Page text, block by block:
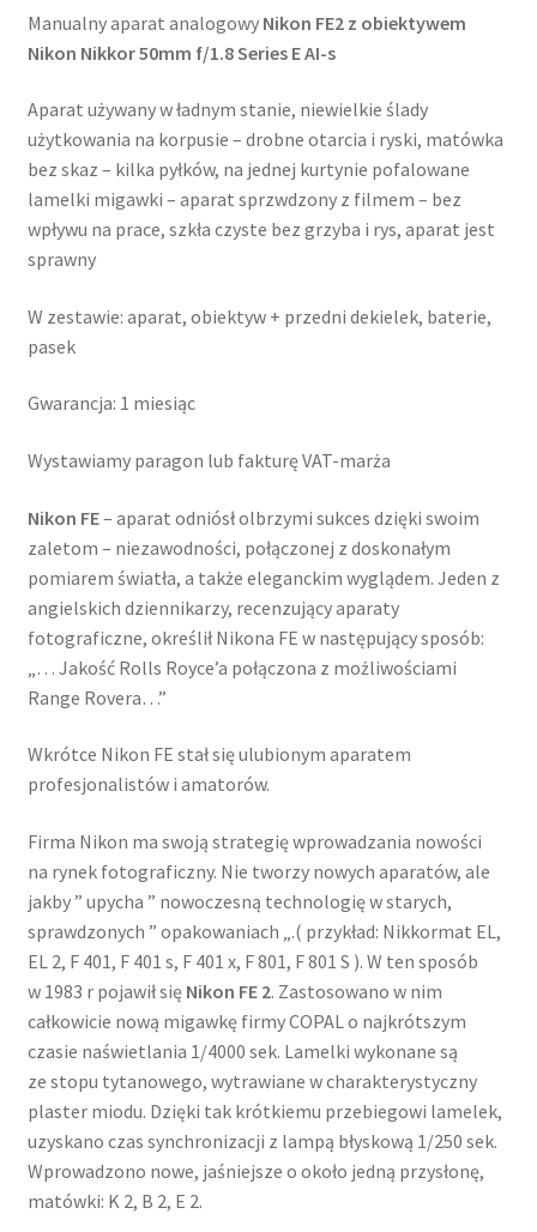
Manualny aparat analogowy Nikon FE2 z obiektywem
Nikon Nikkor 50mm f/1.8 Series E AI-s
Aparat używany w ładnym stanie, niewielkie ślady
użytkowania na korpusie – drobne otarcia i ryski, matówka
bez skaz – kilka pyłków, na jednej kurtynie pofalowane
lamelki migawki – aparat sprzwdzony z filmem – bez
wpływu na prace, szkła czyste bez grzyba i rys, aparat jest
sprawny
W zestawie: aparat, obiektyw + przedni dekielek, baterie,
pasek
Gwarancja: 1 miesiąc
Wystawiamy paragon lub fakturę VAT-marża
Nikon FE– aparat odniósł olbrzymi sukces dzięki swoim
zaletom – niezawodności, połączonej z doskonałym
pomiarem światła, a także eleganckim wyglądem. Jeden z
angielskich dziennikarzy, recenzujący aparaty
fotograficzne, określił Nikona FE w następujący sposób:
„… Jakość Rolls Royce’a połączona z możliwościami
Range Rovera…”
Wkrótce Nikon FE stał się ulubionym aparatem
profesjonalistów i amatorów.
Firma Nikon ma swoją strategię wprowadzania nowości
na rynek fotograficzny. Nie tworzy nowych aparatów, ale
jakby ” upycha ” nowoczesną technologię w starych,
sprawdzonych ” opakowaniach „.( przykład: Nikkormat EL,
EL 2, F 401, F 401 s, F 401 x, F 801, F 801 S ). W ten sposób
w 1983 r pojawił się Nikon FE 2. Zastosowano w nim
całkowicie nową migawkę firmy COPAL o najkrótszym
czasie naświetlania 1/4000 sek. Lamelki wykonane są
ze stopu tytanowego, wytrawiane w charakterystyczny
plaster miodu. Dzięki tak krótkiemu przebiegowi lamelek,
uzyskano czas synchronizacji z lampą błyskową 1/250 sek.
Wprowadzono nowe, jaśniejsze o około jedną przysłonę,
matówki: K 2, B 2, E 2.